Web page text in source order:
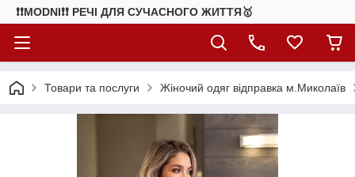
❗❗MODNI❗❗ РЕЧІ ДЛЯ СУЧАСНОГО ЖИТТЯ🥇
Товари та послуги Жіночий одяг відправка м.Миколаїв